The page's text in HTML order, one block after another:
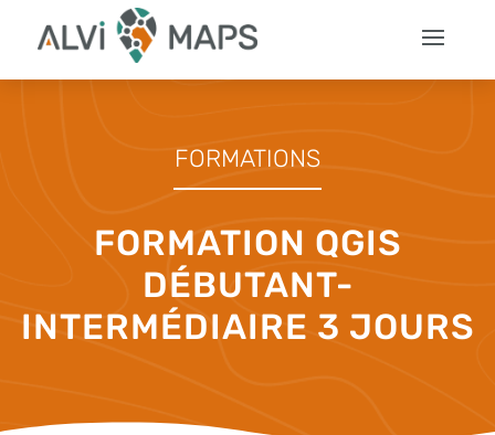
FORMATIONS
FORMATION QGIS
DÉBUTANT-
INTERMÉDIAIRE 3 JOURS